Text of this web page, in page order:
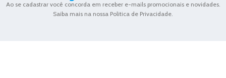
Ao se cadastrar você concorda em receber e-mails promocionais e novidades.
Saiba mais na nossa Politica de Privacidade.